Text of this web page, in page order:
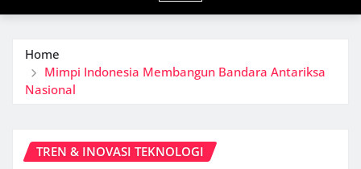
Home
Mimpi Indonesia Membangun Bandara Antariksa
Nasional
TREN & INOVASI TEKNOLOGI